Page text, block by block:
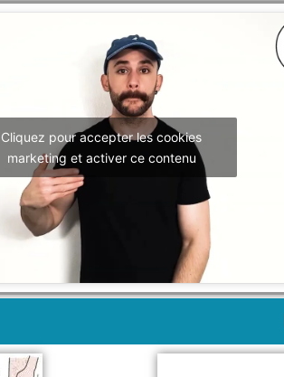
Cliquez pour accepter les cookies
marketing et activer ce contenu